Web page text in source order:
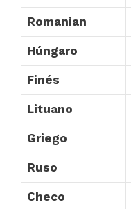
Romanian
Húngaro
Finés
Lituano
Griego
Ruso
Checo